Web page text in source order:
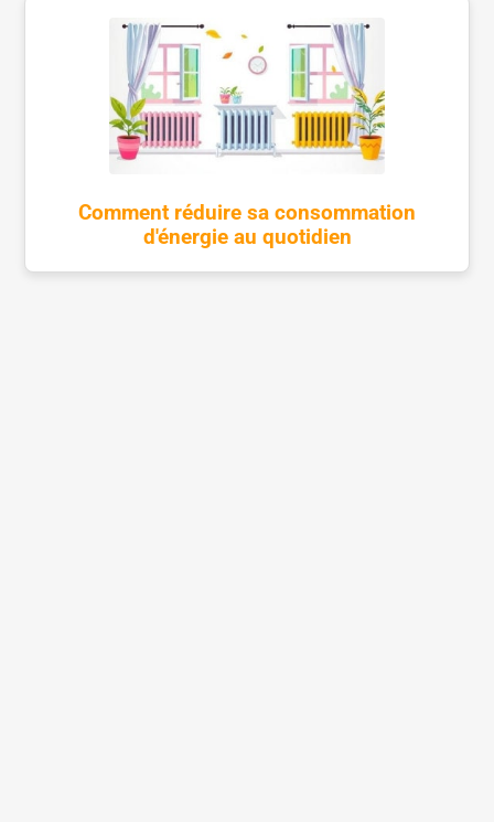
Comment réduire sa consommation
d'énergie au quotidien